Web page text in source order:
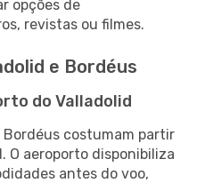
opções de
revistas ou filmes.
e Bordéus
do Valladolid
Bordéus costumam partir
O aeroporto disponibiliza
antes do voo,